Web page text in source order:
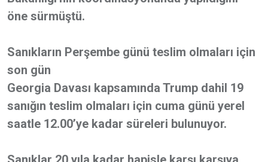
öne sürmüştü.
Sanıkların Perşembe günü teslim olmaları için
son gün
Georgia Davası kapsamında Trump dahil 19
sanığın teslim olmaları için cuma günü yerel
saatle 12.00’ye kadar süreleri bulunuyor.